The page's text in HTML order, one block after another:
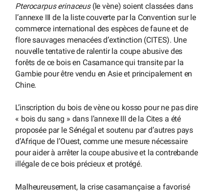
Pterocarpus erinaceus(le vène) soient classées dans
l’annexe III de la liste couverte par la Convention sur le
commerce international des espèces de faune et de
flore sauvages menacées d’extinction (CITES). Une
nouvelle tentative de ralentir la coupe abusive des
forêts de ce bois en Casamance qui transite par la
Gambie pour être vendu en Asie et principalement en
Chine.
L’inscription du bois de vène ou kosso pour ne pas dire
« bois du sang » dans l’annexe III de la Cites a été
proposée par le Sénégal et soutenu par d’autres pays
d’Afrique de l’Ouest, comme une mesure nécessaire
pour aider à arrêter la coupe abusive et la contrebande
illégale de ce bois précieux et protégé.
Malheureusement, la crise casamançaise a favorisé